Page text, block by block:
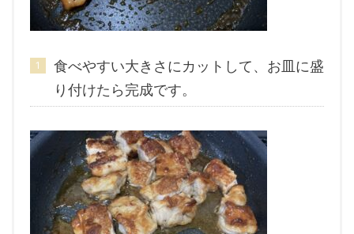
食べやすい大きさにカットして、お皿に盛
り付けたら完成です。